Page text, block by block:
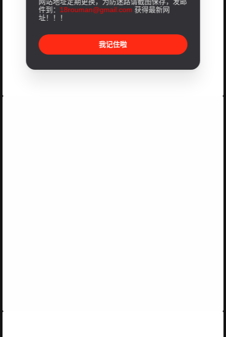
件到： 18rouman@gmail.com 获得最新网
址！！！
我记住啦